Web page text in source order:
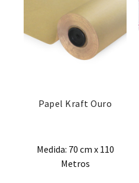
Papel Kraft Ouro
Medida: 70 cm x 110
Metros